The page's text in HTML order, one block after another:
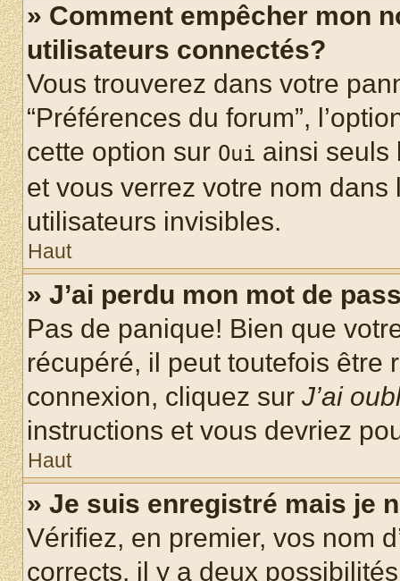
» Comment empêcher mon
utilisateurs connectés?
Vous trouverez dans votre
“Préférences du forum”,
cette option sur Oui ainsi seuls
et vous verrez votre nom
utilisateurs invisibles.
Haut
» J’ai perdu mon mot de
Pas de panique! Bien que
récupéré, il peut toutefois être
connexion, cliquez sur J’ai
instructions et vous devriez
Haut
» Je suis enregistré mais je
Vérifiez, en premier, vos nom
corrects, il y a deux